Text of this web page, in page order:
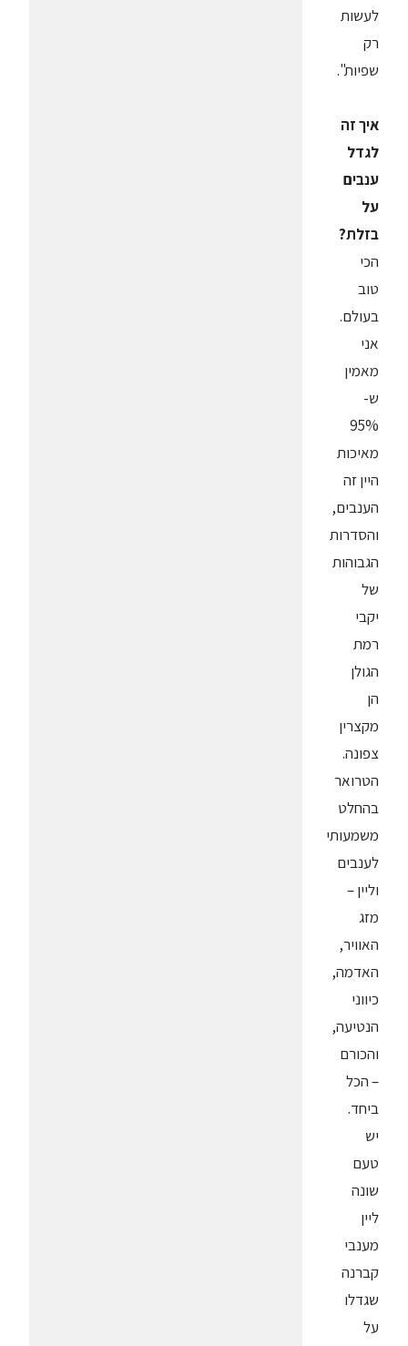
לעשות
רק
שפיות".
איך זה
לגדל
ענבים
על
בזלת?
הכי
טוב
בעולם.
אני
מאמין
ש-
95%
מאיכות
היין זה
הענבים,
והסדרות
הגבוהות
של
יקבי
רמת
הגולן
הן
מקצרין
צפונה.
הטרואר
בהחלט
משמעותי
לענבים
וליין –
מזג
האוויר,
האדמה,
כיווני
הנטיעה,
והכורם
– הכל
ביחד.
יש
טעם
שונה
ליין
מענבי
קברנה
שגדלו
על